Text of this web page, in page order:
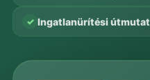
✓ Ingatlanürítési